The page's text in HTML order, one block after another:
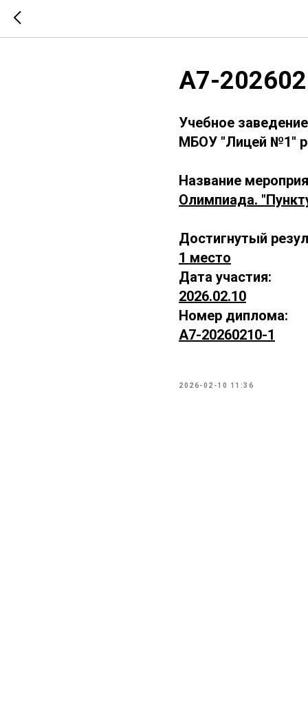
А7-
Учебное
МБОУ "Лицей №1"
Название
Олимпиада.
Достигнутый
1 место
Дата участия:
2026.02.10
Номер диплома:
А7-20260210-1
2026-02-10 11:36